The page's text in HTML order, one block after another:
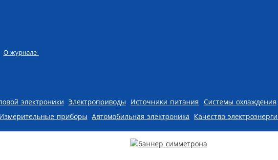
О журнале
электроники Электроприводы Источники питания Системы охлаждения
Измерительные приборы Автомобильная электроника Качество